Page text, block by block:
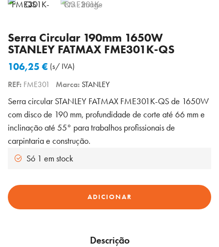
Serra Circular 190mm 1650W
STANLEY FATMAX FME301K-QS
106,25€ (s/ IVA)
REF: FME301 Marca: STANLEY
Serra circular STANLEY FATMAX FME301K-QS de 1650W
com disco de 190 mm, profundidade de corte até 66 mm e
inclinação até 55° para trabalhos profissionais de
carpintaria e construção.
Só 1 em stock
Quantidade
de
ADICIONAR
Descrição